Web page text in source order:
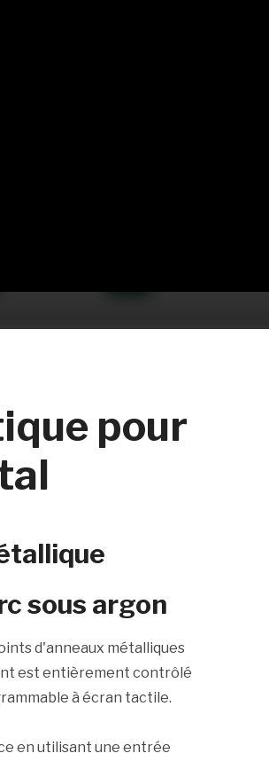
pour
sous argon
d'anneaux métalliques
est entièrement contrôlé
à écran tactile.
en utilisant une entrée